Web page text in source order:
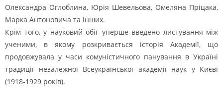
Олександра Оглоблина, Юрія Шевельова, Омеляна Пріцака,
Марка Антоновича та інших.
Крім того, у науковий обіг уперше введено листування між
ученими, в якому розкривається історія Академії, що
продовжувала у часи комуністичного панування в Україні
традиції незалежної Всеукраїнської академії наук у Києві
(1918-1929 років).